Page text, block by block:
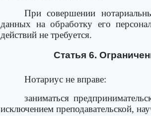
При совершении
данных на обработку его
действий не требуется.
Статья 6.
Нотариус не вправе:
заниматься
исключением преподавательской,